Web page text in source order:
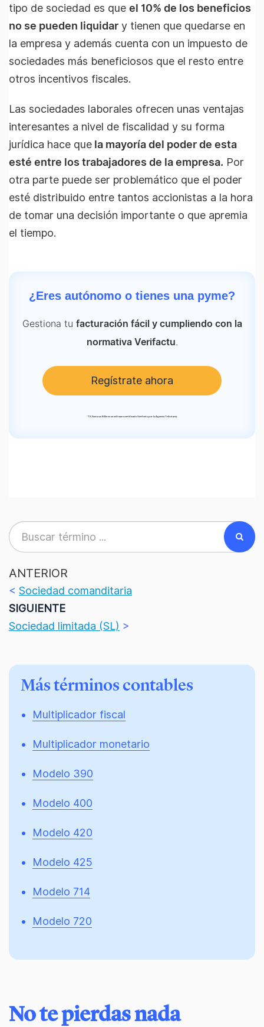
tipo de sociedad es que el 10% de los beneficios
no se pueden liquidary tienen que quedarse en
la empresa y además cuenta con un impuesto de
sociedades más beneficiosos que el resto entre
otros incentivos fiscales.
Las sociedades laborales ofrecen unas ventajas
interesantes a nivel de fiscalidad y su forma
jurídica hace que la mayoría del poder de esta
esté entre los trabajadores de la empresa. Por
otra parte puede ser problemático que el poder
esté distribuido entre tantos accionistas a la hora
de tomar una decisión importante o que apremia
el tiempo.
¿Eres autónomo o tienes una pyme?
Gestiona tu facturación fácil y cumpliendo con la
normativa Verifactu.
Regístrate ahora
*TS Facturas Billin es un software certificado Verifactu por la Agencia Tributaria.
ANTERIOR
< Sociedad comanditaria
SIGUIENTE
Sociedad limitada (SL) >
Más términos contables
Multiplicador fiscal
Multiplicador monetario
Modelo 390
Modelo 400
Modelo 420
Modelo 425
Modelo 714
Modelo 720
No te pierdas nada